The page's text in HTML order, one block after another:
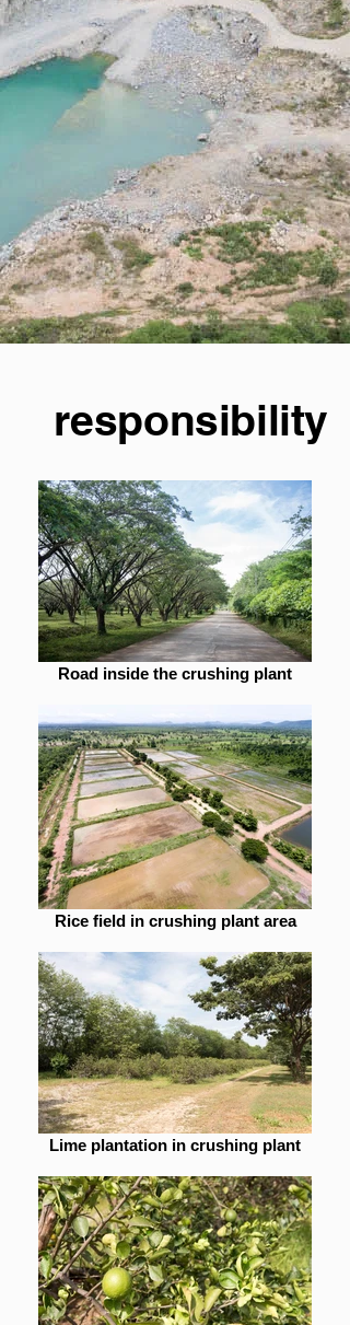
responsibility
Road inside the crushing plant
Rice field in crushing plant area
Lime plantation in crushing plant